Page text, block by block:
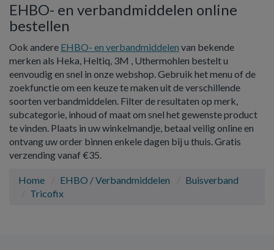
EHBO- en verbandmiddelen online
bestellen
Ook andere EHBO- en verbandmiddelen van bekende
merken als Heka, Heltiq, 3M , Uthermohlen bestelt u
eenvoudig en snel in onze webshop. Gebruik het menu of de
zoekfunctie om een keuze te maken uit de verschillende
soorten verbandmiddelen. Filter de resultaten op merk,
subcategorie, inhoud of maat om snel het gewenste product
te vinden. Plaats in uw winkelmandje, betaal veilig online en
ontvang uw order binnen enkele dagen bij u thuis. Gratis
verzending vanaf €35.
Home EHBO / Verbandmiddelen
Buisverband
Tricofix